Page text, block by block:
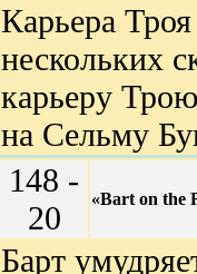
Карьера
нескольких
карьеру
на Сельму
148 -
20
«Bart on the
Барт